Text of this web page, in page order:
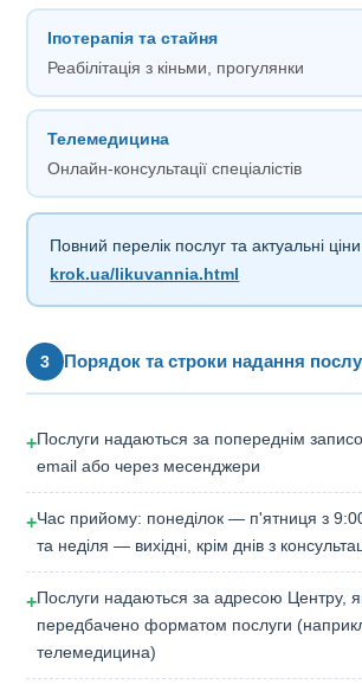
Іпотерапія та стайня
Реабілітація з кіньми, прогулянки
Телемедицина
Онлайн-консультації спеціалістів
Повний перелік послуг та актуальні
krok.ua/likuvannia.html
3 Порядок та строки надання
+Послуги надаються за попереднім
email або через месенджери
+Час прийому: понеділок — п'ятниця з
та неділя — вихідні, крім днів з
+Послуги надаються за адресою Центру,
передбачено форматом послуги
телемедицина)